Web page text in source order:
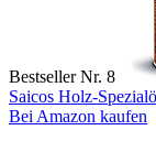
Bestseller Nr. 8
Saicos Holz-
Bei Amazon kaufen